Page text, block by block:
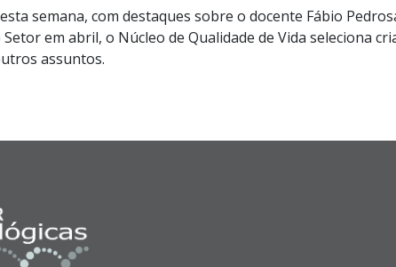
semana, com destaques sobre o docente Fábio
em abril, o Núcleo de Qualidade de Vida seleciona
assuntos.